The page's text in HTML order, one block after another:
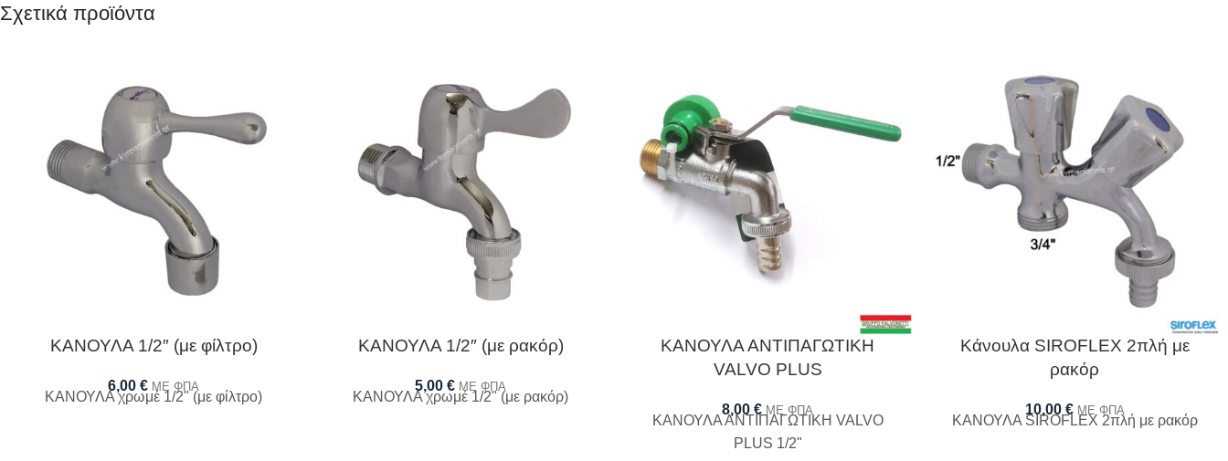
Σχετικά προϊόντα
ΚΑΝΟΥΛΑ 1/2″ (με φίλτρο)
6,00 € ΜΕ ΦΠΑ
ΚΑΝΟΥΛΑ χρωμέ 1/2" (με φίλτρο)
ΚΑΝΟΥΛΑ 1/2″ (με ρακόρ)
5,00 € ΜΕ ΦΠΑ
ΚΑΝΟΥΛΑ χρωμέ 1/2" (με ρακόρ)
ΚΑΝΟΥΛΑ ΑΝΤΙΠΑΓΩΤΙΚΗ
VALVO PLUS
8,00 € ΜΕ ΦΠΑ
ΚΑΝΟΥΛΑ ΑΝΤΙΠΑΓΩΤΙΚΗ VALVO
PLUS 1/2"
Κάνουλα SIROFLEX 2πλή με
ρακόρ
10,00 € ΜΕ ΦΠΑ
ΚΑΝΟΥΛΑ SIROFLEX 2πλή με ρακόρ